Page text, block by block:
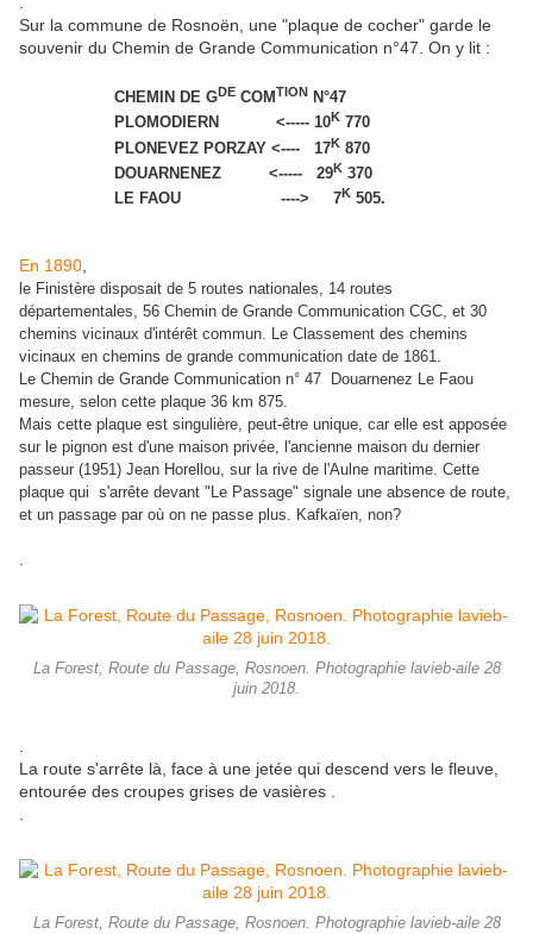
Sur la commune de Rosnoën, une "plaque de cocher" garde le
souvenir du Chemin de Grande Communication n°47. On y lit :
CHEMIN DE GDE COMTION N°47
PLOMODIERN <----- 10K 770
PLONEVEZ PORZAY <---- 17K 870
DOUARNENEZ <----- 29K 370
LE FAOU ----> 7K 505.
En 1890,
le Finistère disposait de 5 routes nationales, 14 routes
départementales, 56 Chemin de Grande Communication CGC, et 30
chemins vicinaux d'intérêt commun. Le Classement des chemins
vicinaux en chemins de grande communication date de 1861.
Le Chemin de Grande Communication n° 47 Douarnenez Le Faou
mesure, selon cette plaque 36 km 875.
Mais cette plaque est singulière, peut-être unique, car elle est apposée
sur le pignon est d'une maison privée, l'ancienne maison du dernier
passeur (1951) Jean Horellou, sur la rive de l'Aulne maritime. Cette
plaque qui s'arrête devant "Le Passage" signale une absence de route,
et un passage par où on ne passe plus. Kafkaïen, non?
.
La Forest, Route du Passage, Rosnoen. Photographie lavieb-aile 28
juin 2018.
.
La route s'arrête là, face à une jetée qui descend vers le fleuve,
entourée des croupes grises de vasières .
.
La Forest, Route du Passage, Rosnoen. Photographie lavieb-aile 28